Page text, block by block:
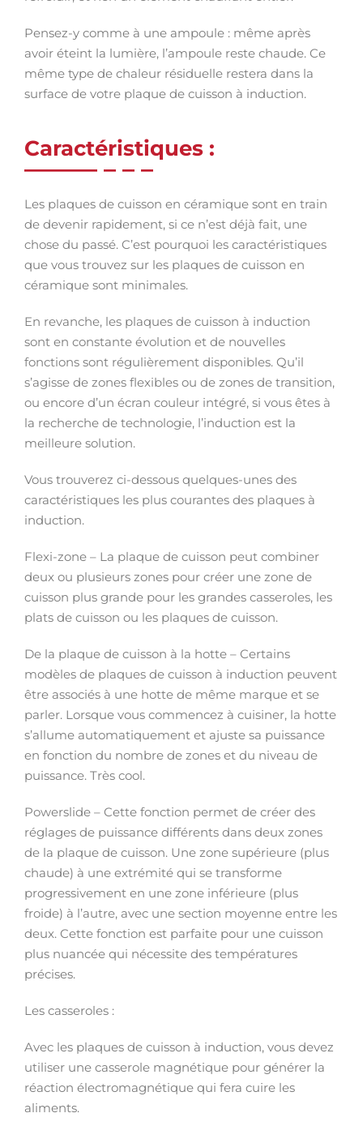
Pensez-y comme à une ampoule : même après
avoir éteint la lumière, l’ampoule reste chaude. Ce
même type de chaleur résiduelle restera dans la
surface de votre plaque de cuisson à induction.
Caractéristiques :
Les plaques de cuisson en céramique sont en train
de devenir rapidement, si ce n’est déjà fait, une
chose du passé. C’est pourquoi les caractéristiques
que vous trouvez sur les plaques de cuisson en
céramique sont minimales.
En revanche, les plaques de cuisson à induction
sont en constante évolution et de nouvelles
fonctions sont régulièrement disponibles. Qu’il
s’agisse de zones flexibles ou de zones de transition,
ou encore d’un écran couleur intégré, si vous êtes à
la recherche de technologie, l’induction est la
meilleure solution.
Vous trouverez ci-dessous quelques-unes des
caractéristiques les plus courantes des plaques à
induction.
Flexi-zone – La plaque de cuisson peut combiner
deux ou plusieurs zones pour créer une zone de
cuisson plus grande pour les grandes casseroles, les
plats de cuisson ou les plaques de cuisson.
De la plaque de cuisson à la hotte – Certains
modèles de plaques de cuisson à induction peuvent
être associés à une hotte de même marque et se
parler. Lorsque vous commencez à cuisiner, la hotte
s’allume automatiquement et ajuste sa puissance
en fonction du nombre de zones et du niveau de
puissance. Très cool.
Powerslide – Cette fonction permet de créer des
réglages de puissance différents dans deux zones
de la plaque de cuisson. Une zone supérieure (plus
chaude) à une extrémité qui se transforme
progressivement en une zone inférieure (plus
froide) à l’autre, avec une section moyenne entre les
deux. Cette fonction est parfaite pour une cuisson
plus nuancée qui nécessite des températures
précises.
Les casseroles :
Avec les plaques de cuisson à induction, vous devez
utiliser une casserole magnétique pour générer la
réaction électromagnétique qui fera cuire les
aliments.